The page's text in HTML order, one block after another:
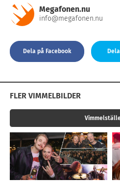
Megafonen.nu
info@megafonen.nu
Dela på Facebook
FLER VIMMELBILDER